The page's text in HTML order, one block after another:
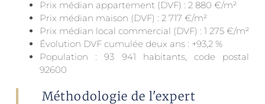
Prix médian appartement (DVF) : 2 880 €/m²
Prix médian maison (DVF) : 2 717 €/m²
Prix médian local commercial (DVF) : 1 275 €/m²
Évolution DVF cumulée deux ans : +93,2 %
Population : 93 941 habitants, code postal
92600
Méthodologie de l'expert